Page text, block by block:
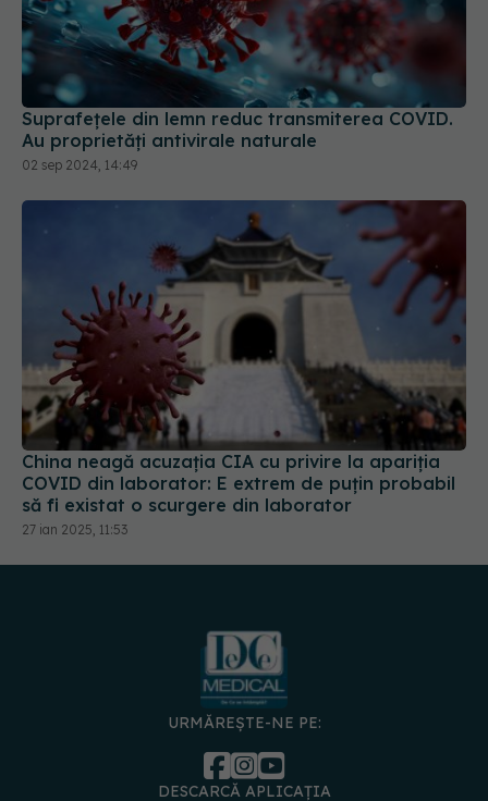
Suprafețele din lemn reduc transmiterea COVID.
Au proprietăți antivirale naturale
02 sep 2024, 14:49
China neagă acuzația CIA cu privire la apariția
COVID din laborator: E extrem de puţin probabil
să fi existat o scurgere din laborator
27 ian 2025, 11:53
URMĂREȘTE-NE PE:
DESCARCĂ APLICAȚIA